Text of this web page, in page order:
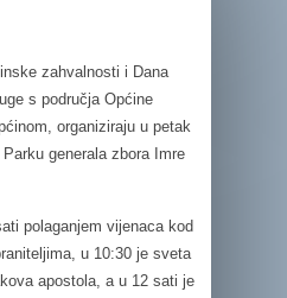
zahvalnosti i Dana
s područja Općine
organiziraju u petak
generala zbora Imre
polaganjem vijenaca kod
u 10:30 je sveta
apostola, a u 12 sati je